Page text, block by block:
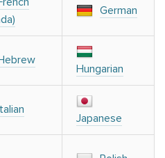
German
Hungarian
Japanese